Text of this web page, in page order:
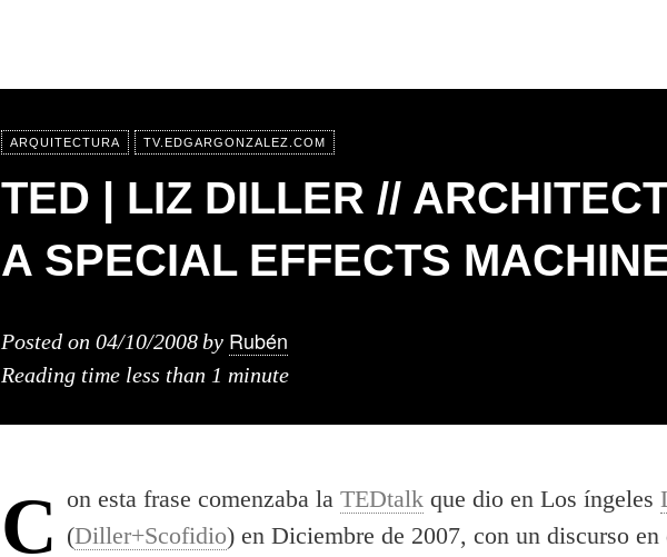
ARQUITECTURA TV.EDGARGONZALEZ.COM
TED | LIZ DILLER //
A SPECIAL EFFECTS
Posted on 04/10/2008by Rubén
Reading time less than 1 minute
Con esta frase comenzaba la TEDtalk que dio en Los íngeles
(Diller+Scofidio) en Diciembre de 2007, con un discurso en